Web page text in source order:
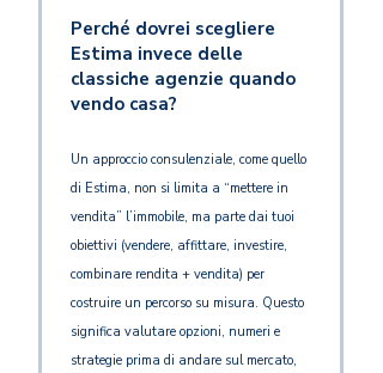
Perché dovrei scegliere
Estima invece delle
classiche agenzie quando
vendo casa?
Un approccio consulenziale, come quello
di Estima, non si limita a “mettere in
vendita” l’immobile, ma parte dai tuoi
obiettivi (vendere, affittare, investire,
combinare rendita + vendita) per
costruire un percorso su misura. Questo
significa valutare opzioni, numeri e
strategie prima di andare sul mercato,